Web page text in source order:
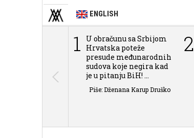
ENGLISH
1
U obračunu sa Srbijom
Hrvatska poteže
presude međunarodnih
sudova koje negira kad
je u pitanju BiH! ...
Piše: Dženana Karup Druško
2